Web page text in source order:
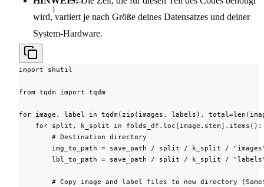
        )
wird, variiert je nach Größe deines Datensatzes und deiner
System-Hardware.
import shutil
from tqdm import tqdm
for image, label in tqdm(zip(images, labels),
    for split, k_split in folds_df.loc[image.stem].items():
        # Destination directory
img_to_path = save_path / split / k_split /
lbl_to_path = save_path / split / k_split /
# Copy image and label files to new directory